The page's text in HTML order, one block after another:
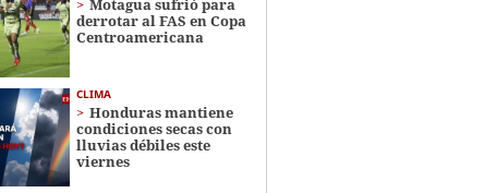
Motagua sufrió para
derrotar al FAS en Copa
Centroamericana
CLIMA
Honduras mantiene
condiciones secas con
lluvias débiles este
viernes